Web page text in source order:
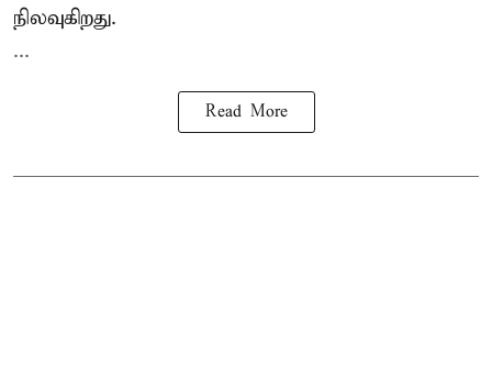
நிலவுகிறது.
...
Read More